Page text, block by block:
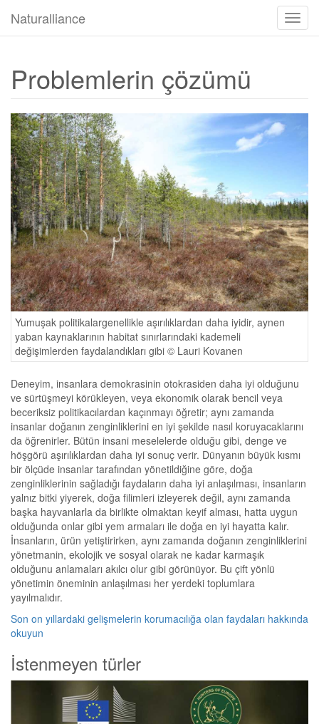
aç/
Naturalliance
Problemlerin çözümü
Yumuşak politikalargenellikle aşırılıklardan daha iyidir, aynen
yaban kaynaklarının habitat sınırlarındaki kademeli
değişimlerden faydalandıkları gibi © Lauri Kovanen
Deneyim, insanlara demokrasinin otokrasiden daha iyi olduğunu
ve sürtüşmeyi körükleyen, veya ekonomik olarak bencil veya
beceriksiz politikacılardan kaçınmayı öğretir; aynı zamanda
insanlar doğanın zenginliklerini en iyi şekilde nasıl koruyacaklarını
da öğrenirler. Bütün insani meselelerde olduğu gibi, denge ve
höşgörü aşırılıklardan daha iyi sonuç verir. Dünyanın büyük kısmı
bir ölçüde insanlar tarafından yönetildiğine göre, doğa
zenginliklerinin sağladığı faydaların daha iyi anlaşılması, insanların
yalnız bitki yiyerek, doğa filimleri izleyerek değil, aynı zamanda
başka hayvanlarla da birlikte olmaktan keyif alması, hatta uygun
olduğunda onlar gibi yem armaları ile doğa en iyi hayatta kalır.
İnsanların, ürün yetiştirirken, aynı zamanda doğanın zenginliklerini
yönetmanin, ekolojik ve sosyal olarak ne kadar karmaşık
olduğunu anlamaları akılcı olur gibi görünüyor. Bu çift yönlü
yönetimin öneminin anlaşılması her yerdeki toplumlara
yayılmalıdır.
Son on yıllardaki gelişmelerin korumacılığa olan faydaları hakkında
okuyun
İstenmeyen türler